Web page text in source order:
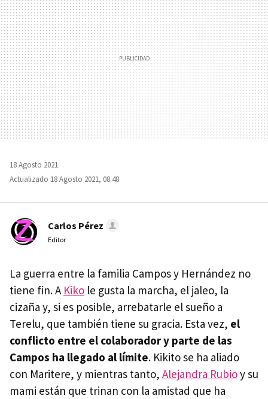
18 Agosto 2021
Actualizado 18 Agosto 2021, 08:48
Carlos Pérez
Editor
La guerra entre la familia Campos y Hernández no
tiene fin. A Kiko le gusta la marcha, el jaleo, la
cizaña y, si es posible, arrebatarle el sueño a
Terelu, que también tiene su gracia. Esta vez, el
conflicto entre el colaborador y parte de las
Campos ha llegado al límite. Kikito se ha aliado
con Maritere, y mientras tanto, Alejandra Rubioy su
mami están que trinan con la amistad que ha